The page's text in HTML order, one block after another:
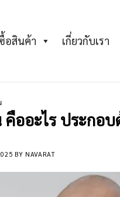
อสินค้า เกี่ยวกับเรา
คืออะไร ประกอบ
BY NAVARAT